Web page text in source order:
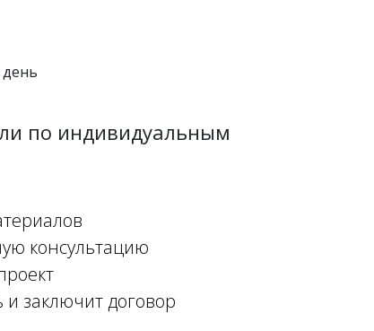
по индивидуальным
консультацию
и заключит договор